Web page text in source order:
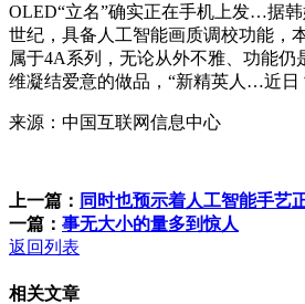
OLED“立名”确实正在手机上发…据
世纪，具备人工智能画质调校功能，
属于4A系列，无论从外不雅、功能仍
维凝结爱意的做品，“新精英人…近日
来源：中国互联网信息中心
上一篇： 同时也预示着人工智能手艺
一篇： 事无大小的量多到惊人
返回列表
相关文章